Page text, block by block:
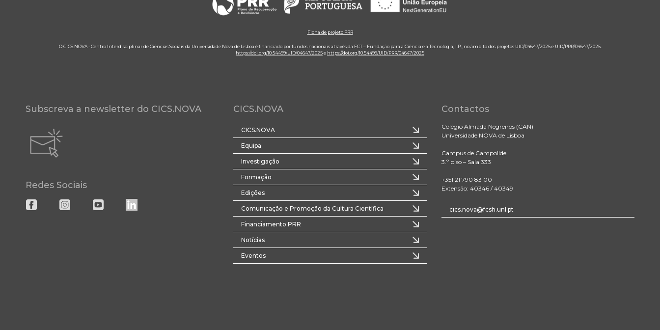
Ficha de projeto PRR
O CICS.NOVA - Centro Interdisciplinar de Ciências Sociais da Universidade Nova de Lisboa é financiado por fundos nacionais através da FCT – Fundação para a Ciência e a Tecnologia, I.P., no âmbito dos projetos UID/04647/2025 e UID/PRR/04647/2025.
https://doi.org/10.54499/UID/04647/2025e https://doi.org/10.54499/UID/PRR/04647/2025
Subscreva a newsletter do CICS.NOVA
Redes Sociais
CICS.NOVA
CICS.NOVA
Equipa
Investigação
Formação
Edições
Comunicação e Promoção da Cultura Científica
Financiamento PRR
Notícias
Eventos
Contactos
Colégio Almada Negreiros (CAN)
Universidade NOVA de Lisboa
Campus de Campolide
3.º piso – Sala 333
+351 21 790 83 00
Extensão: 40346 / 40349
cics.nova@fcsh.unl.pt